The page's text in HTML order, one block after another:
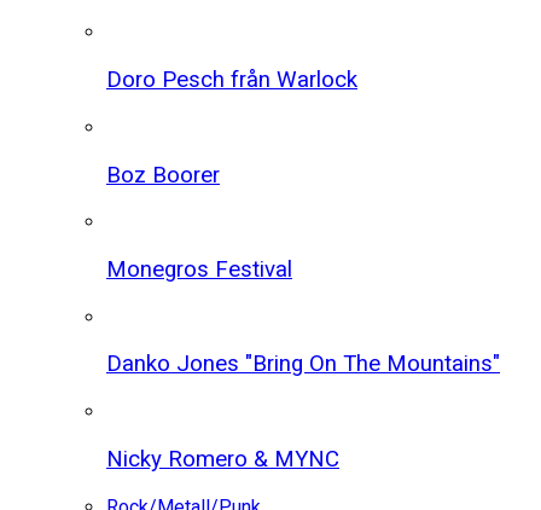
Doro Pesch från Warlock
Boz Boorer
Monegros Festival
Danko Jones "Bring On The Mountains"
Nicky Romero & MYNC